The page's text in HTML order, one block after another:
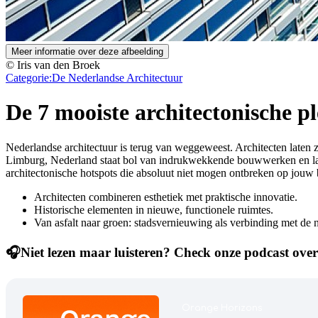
Meer informatie over deze afbeelding
© Iris van den Broek
Categorie:De Nederlandse Architectuur
De 7 mooiste architectonische
Nederlandse architectuur is terug van weggeweest. Architecten
Limburg, Nederland staat bol van indrukwekkende bouwwerken en
architectonische hotspots die absoluut niet mogen ontbreken op jouw
Architecten combineren esthetiek met praktische innovatie.
Historische elementen in nieuwe, functionele ruimtes.
Van asfalt naar groen: stadsvernieuwing als verbinding met de
🎧Niet lezen maar luisteren? Check onze podcast